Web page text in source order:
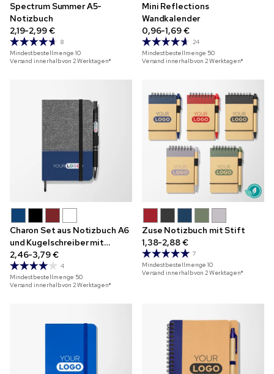
Spectrum Summer A5-
Notizbuch
2,19-2,99 €
8
Mindestbestellmenge10
Versand innerhalb von 2 Werktagen*
Mini Reflections
Wandkalender
0,96-1,69 €
24
Mindestbestellmenge 50
Versand innerhalb von 2 Werktagen*
Charon Set aus Notizbuch A6
und Kugelschreiber mit
Vollfarbdruck
2,46-3,79 €
4
Mindestbestellmenge 50
Versand innerhalb von 2 Werktagen*
Zuse Notizbuch mit Stift
1,38-2,88 €
7
Mindestbestellmenge10
Versand innerhalb von 2 Werktagen*